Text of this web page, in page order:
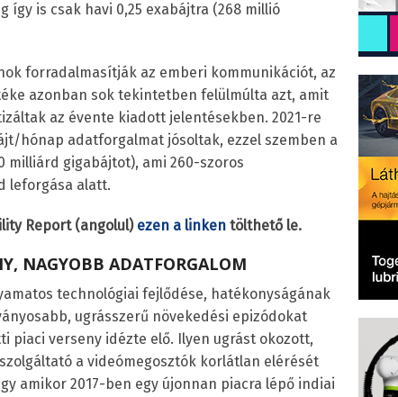
így is csak havi 0,25 exabájtra (268 millió
forradalmasítják az emberi kommunikációt, az
azonban sok tekintetben felülmúlta azt, amit
az évente kiadott jelentésekben. 2021-re
hónap adatforgalmat jósoltak, ezzel szemben a
milliárd gigabájtot), ami 260-szoros
leforgása alatt.
Report (angolul) ezen a linkentölthető le.
NAGYOBB ADATFORGALOM
technológiai fejlődése, hatékonyságának
ugrásszerű növekedési epizódokat
piaci verseny idézte elő. Ilyen ugrást okozott,
a videómegosztók korlátlan elérését
amikor 2017-ben egy újonnan piacra lépő indiai